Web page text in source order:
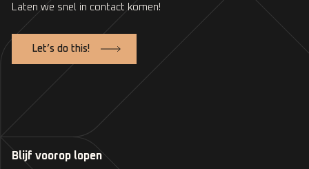
Laten we snel in contact komen!
Let’s do this!
Blijf voorop lopen